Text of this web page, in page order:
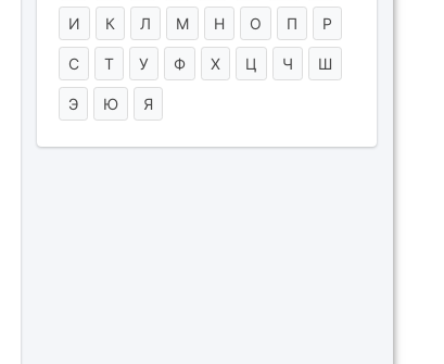
И К Л М Н О П Р
С Т У Ф Х Ц Ч Ш
Э Ю Я